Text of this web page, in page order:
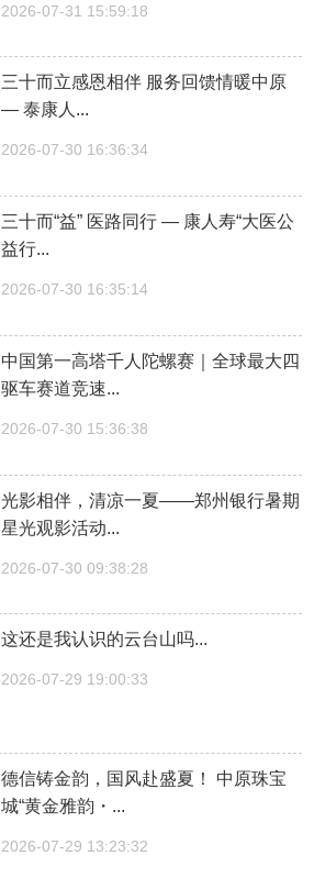
2026-07-31 15:59:18
三十而立感恩相伴 服务回馈情暖中原
— 泰康人...
2026-07-30 16:36:34
三十而“益” 医路同行 — 康人寿“大医公
益行...
2026-07-30 16:35:14
中国第一高塔千人陀螺赛｜全球最大四
驱车赛道竞速...
2026-07-30 15:36:38
光影相伴，清凉一夏——郑州银行暑期
星光观影活动...
2026-07-30 09:38:28
这还是我认识的云台山吗...
2026-07-29 19:00:33
德信铸金韵，国风赴盛夏！ 中原珠宝
城“黄金雅韵・...
2026-07-29 13:23:32